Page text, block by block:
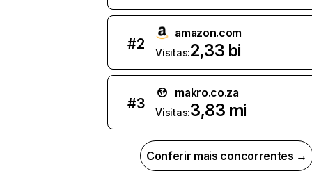
#2
amazon.com
Visitas:2,33 bi
#3
makro.co.za
Visitas:3,83 mi
Conferir mais concorrentes →